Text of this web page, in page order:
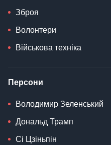
Зброя
Волонтери
Військова техніка
Персони
Володимир Зеленський
Дональд Трамп
Сі Цзіньпін